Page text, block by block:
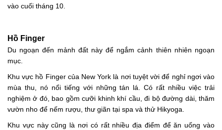
vào cuối tháng 10.
Hồ Finger
Du ngoạn đến mảnh đất này để ngắm cảnh thiên nhiên ngoạn
mục.
Khu vực hồ Finger của New York là nơi tuyệt vời để nghỉ ngơi vào
mùa thu, nó nổi tiếng với những tán lá. Có rất nhiều việc trải
nghiệm ở đó, bao gồm cưỡi khinh khí cầu, đi bộ đường dài, thăm
vườn nho để nếm rượu, thư giãn tại spa và thử Hikyoga.
Khu vực này cũng là nơi có rất nhiều địa điểm để ăn uống vào